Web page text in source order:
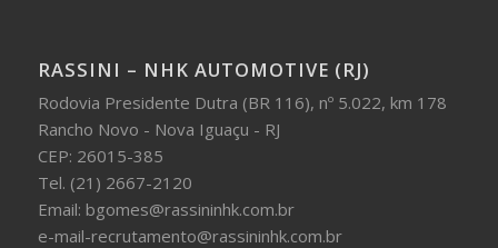
RASSINI – NHK AUTOMOTIVE (RJ)
Rodovia Presidente Dutra (BR 116), nº 5.022, km 178
Rancho Novo - Nova Iguaçu - RJ
CEP: 26015-385
Tel. (21) 2667-2120
Email: bgomes@rassininhk.com.br
e-mail-recrutamento@rassininhk.com.br